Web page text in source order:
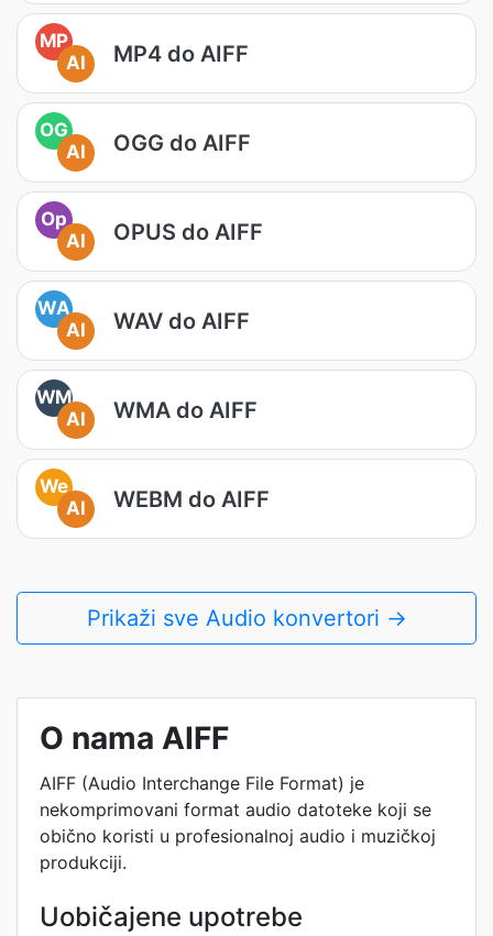
MP
AI
MP4 do AIFF
OG
AI
OGG do AIFF
Op
AI
OPUS do AIFF
WA
AI
WAV do AIFF
WM
AI
WMA do AIFF
We
AI
WEBM do AIFF
Prikaži sve Audio konvertori →
O nama AIFF
AIFF (Audio Interchange File Format) je
nekomprimovani format audio datoteke koji se
obično koristi u profesionalnoj audio i muzičkoj
produkciji.
Uobičajene upotrebe